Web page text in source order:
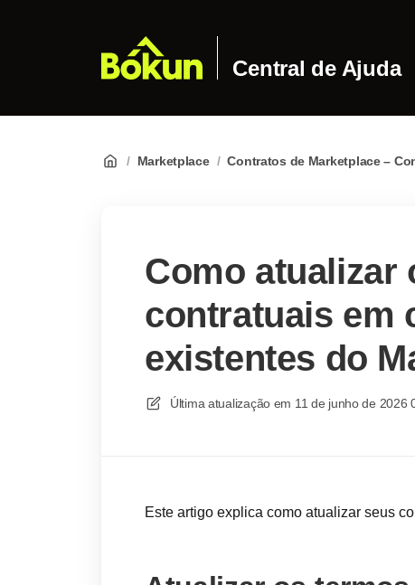
Central de Ajuda
/ Marketplace / Contratos de Marketplace –
Como atualizar
contratuais em
existentes do
Última atualização em 11 de junho de 2026
Este artigo explica como atualizar seus